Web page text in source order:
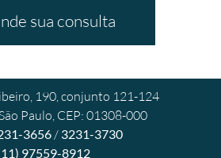
sua consulta
190, conjunto 121-124
Paulo, CEP: 01308-000
3656/ 3231-3730
97559-8912